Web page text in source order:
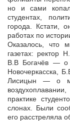
но и сами
студентах,
города. Кстати,
работах по
Оказалось, что
газетах: ректор
В.В Богачёв — о
Новочеркасска,
Лисицын — о
практике
слонах. Были
его расстреляла